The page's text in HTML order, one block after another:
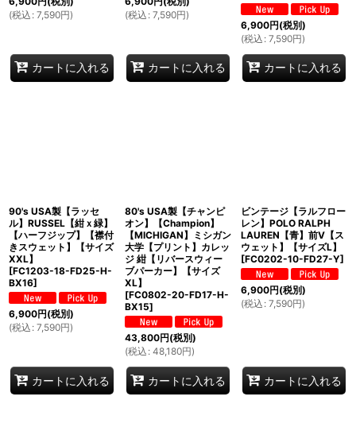
(税込 : 7,590円)
カートに入れる
(税込 : 7,590円)
カートに入れる
6,900円(税別)
(税込 : 7,590円)
カートに入れる
90's USA製【ラッセ
ル】RUSSEL【紺ｘ緑】
【ハーフジップ】【襟付
きスウェット】【サイズ
XXL】
[FC1203-18-FD25-H-
BX16]
6,900円(税別)
(税込 : 7,590円)
カートに入れる
80's USA製【チャンピ
オン】【Champion】
【MICHIGAN】ミシガン
大学【プリント】カレッ
ジ 紺【リバースウィー
ブパーカー】【サイズ
XL】
[FC0802-20-FD17-H-
BX15]
43,800円(税別)
(税込 : 48,180円)
カートに入れる
ビンテージ【ラルフロー
レン】POLO RALPH
LAUREN【青】前V【ス
ウェット】【サイズL】
[FC0202-10-FD27-Y]
6,900円(税別)
(税込 : 7,590円)
カートに入れる